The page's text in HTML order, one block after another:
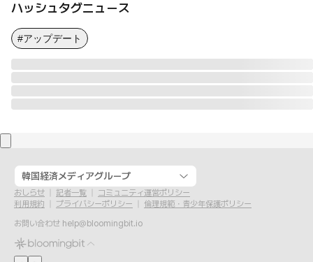
ハッシュタグニュース
#アップデート
韓国経済メディアグループ
おしらせ 記者一覧
コミュニティ運営ポリシー
利用規約
プライバシーポリシー
倫理規範・青少年保護ポリシー
お問い合わせ help@bloomingbit.io